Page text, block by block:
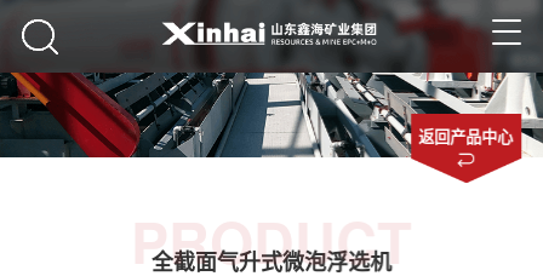
返回产品中心
PRODUCT
全截面气升式微泡浮选机